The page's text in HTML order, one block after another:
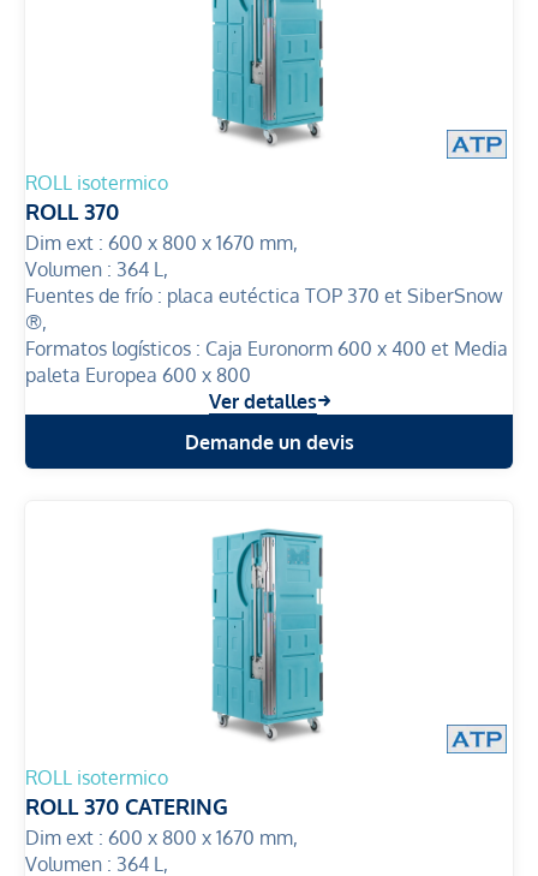
ROLL isotermico
ROLL 370
Dim ext : 600 x 800 x 1670 mm,
Volumen : 364 L,
Fuentes de frío : placa eutéctica TOP 370 et SiberSnow
®,
Formatos logísticos : Caja Euronorm 600 x 400 et Media
paleta Europea 600 x 800
Ver detalles
Demande un devis
ROLL isotermico
ROLL 370 CATERING
Dim ext : 600 x 800 x 1670 mm,
Volumen : 364 L,